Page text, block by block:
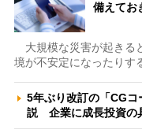
備えてお
大規模な災害が起きる
境が不安定になったりす
5年ぶり改訂の「CG
説 企業に成長投資の